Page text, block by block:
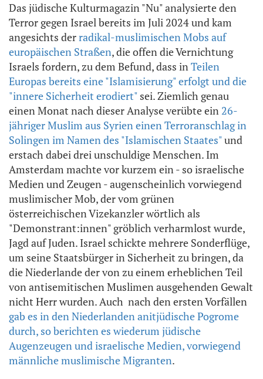
Das jüdische Kulturmagazin "Nu" analysierte den
Terror gegen Israel bereits im Juli 2024 und kam
angesichts derradikal-muslimischen Mobs auf
europäischen Straßen, die offen die Vernichtung
Israels fordern, zu dem Befund, dass inTeilen
Europas bereits eine "Islamisierung" erfolgt und die
"innere Sicherheit erodiert" sei. Ziemlich genau
einen Monat nach dieser Analyse verübte ein 26-
jähriger Muslim aus Syrien einen Terroranschlag in
Solingen im Namen des "Islamischen Staates"und
erstach dabei drei unschuldige Menschen. Im
Amsterdam machte vor kurzem ein - so israelische
Medien und Zeugen - augenscheinlich vorwiegend
muslimischer Mob, der vom grünen
österreichischen Vizekanzler wörtlich als
"Demonstrant:innen" gröblich verharmlost wurde,
Jagd auf Juden. Israel schickte mehrere Sonderflüge,
um seine Staatsbürger in Sicherheit zu bringen, da
die Niederlande der von zu einem erheblichen Teil
von antisemitischen Muslimen ausgehenden Gewalt
nicht Herr wurden. Auch nach den ersten Vorfällen
gab es in den Niederlanden anitjüdische Pogrome
durch, so berichten es wiederum jüdische
Augenzeugen und israelische Medien, vorwiegend
männliche muslimische Migranten.